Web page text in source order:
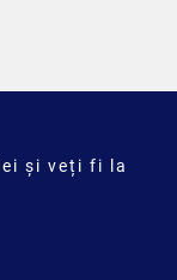
și veți fi la